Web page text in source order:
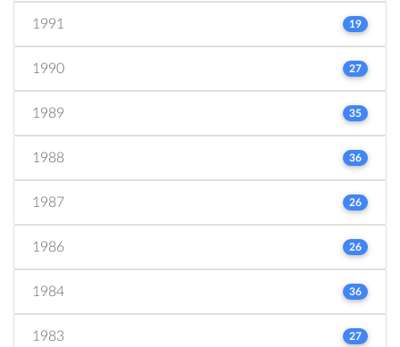
1991 19
1990 27
1989 35
1988 36
1987 26
1986 26
1984 36
1983 27